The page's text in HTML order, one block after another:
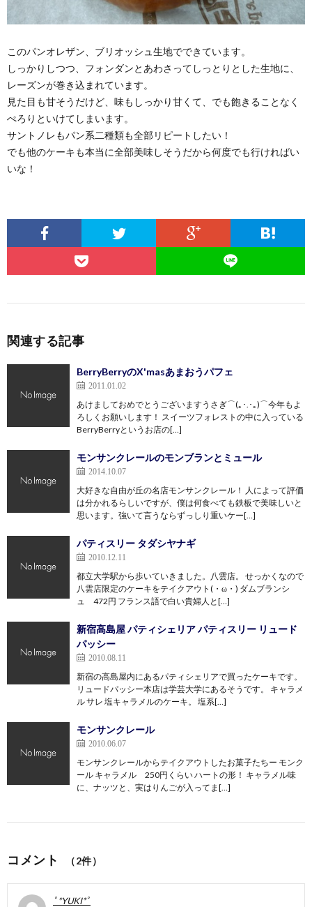
このパンオレザン、ブリオッシュ生地でできています。
しっかりしつつ、フォンダンとあわさってしっとりとした生地に、
レーズンが巻き込まれています。
見た目も甘そうだけど、味もしっかり甘くて、でも飽きることなく
ぺろりといけてしまいます。
サントノレもパン系二種類も全部リピートしたい！
でも他のケーキも本当に全部美味しそうだから何度でも行ければい
いな！
関連する記事
BerryBerryのX'masあまおうパフェ
2011.01.02
あけましておめでとうございますうさぎ⌒(｡･.･｡)⌒今年もよ
ろしくお願いします！ スイーツフォレストの中に入っている
BerryBerryというお店の[…]
モンサンクレールのモンブランとミュール
2014.10.07
大好きな自由が丘の名店モンサンクレール！ 人によって評価
は分かれるらしいですが、僕は何食べても鉄板で美味しいと
思います。強いて言うならずっしり重いケー[…]
パティスリー タダシヤナギ
2010.12.11
都立大学駅から歩いていきました。八雲店。 せっかくなので
八雲店限定のケーキをテイクアウト(・ω・) ダムブランシ
ュ 472円 フランス語で白い貴婦人と[…]
新宿高島屋 パティシェリア パティスリー リュード
パッシー
2010.08.11
新宿の高島屋内にあるパティシェリアで買ったケーキです。
リュードパッシー本店は学芸大学にあるそうです。 キャラメ
ル サレ 塩キャラメルのケーキ。 塩系[…]
モンサンクレール
2010.06.07
モンサンクレールからテイクアウトしたお菓子たちー モンク
ール キャラメル 250円くらい ハートの形！ キャラメル味
に、ナッツと、実はりんごが入ってま[…]
コメント （2件）
ﾟ*YUKI*ﾟ